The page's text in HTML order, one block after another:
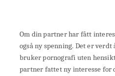
Om din partner har fått
også ny spenning. Det er
bruker pornografi uten
partner fattet ny interesse for